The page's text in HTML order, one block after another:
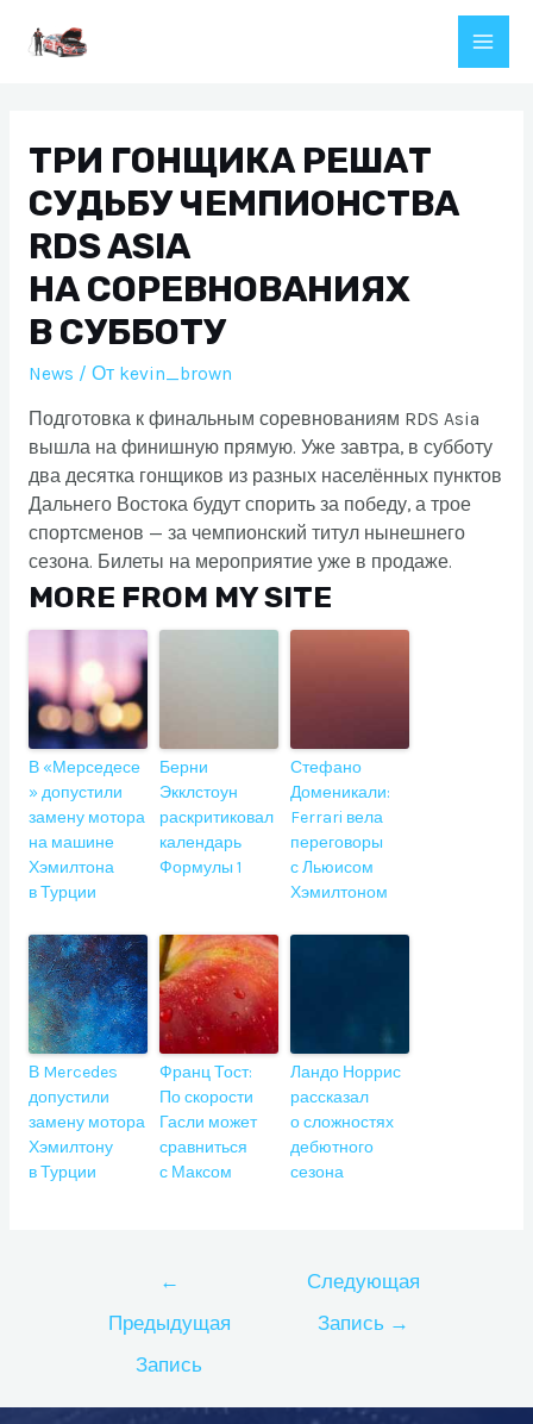
Main
ТРИ ГОНЩИКА РЕШАТ
СУДЬБУ ЧЕМПИОНСТВА
RDS ASIA
НА СОРЕВНОВАНИЯХ
В СУББОТУ
News / От kevin_brown
Подготовка к финальным соревнованиям RDS Asia
вышла на финишную прямую. Уже завтра, в субботу
два десятка гонщиков из разных населённых пунктов
Дальнего Востока будут спорить за победу, а трое
спортсменов — за чемпионский титул нынешнего
сезона. Билеты на мероприятие уже в продаже.
MORE FROM MY SITE
В «Мерседесе
» допустили
замену мотора
на машине
Хэмилтона
в Турции
Берни
Экклстоун
раскритиковал
календарь
Формулы 1
Стефано
Доменикали:
Ferrari вела
переговоры
с Льюисом
Хэмилтоном
В Mercedes
допустили
замену мотора
Хэмилтону
в Турции
Франц Тост:
По скорости
Гасли может
сравниться
с Максом
Ландо Норрис
рассказал
о сложностях
дебютного
сезона
записям
←
Предыдущая
Запись
Следующая
Запись →